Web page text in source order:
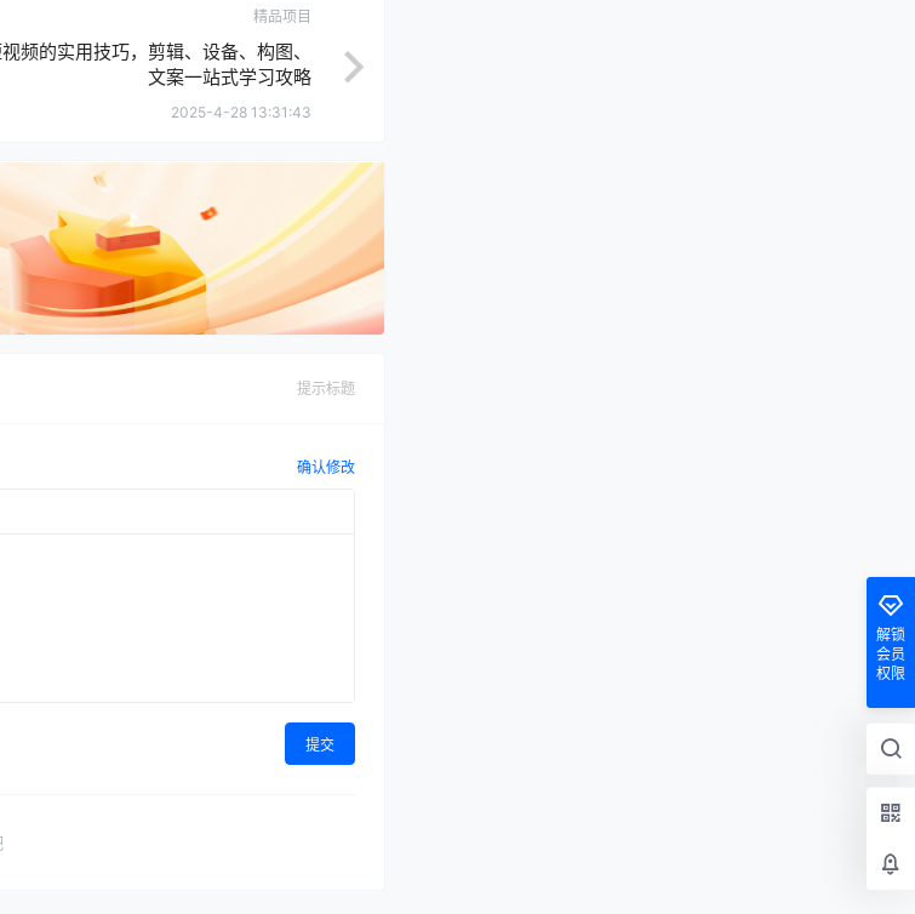
精品项目
频的实用技巧，剪辑、设备、构图、
文案一站式学习攻略
2025-4-28 13:31:43
提示标题
确认修改
提交
解锁
会员
权限